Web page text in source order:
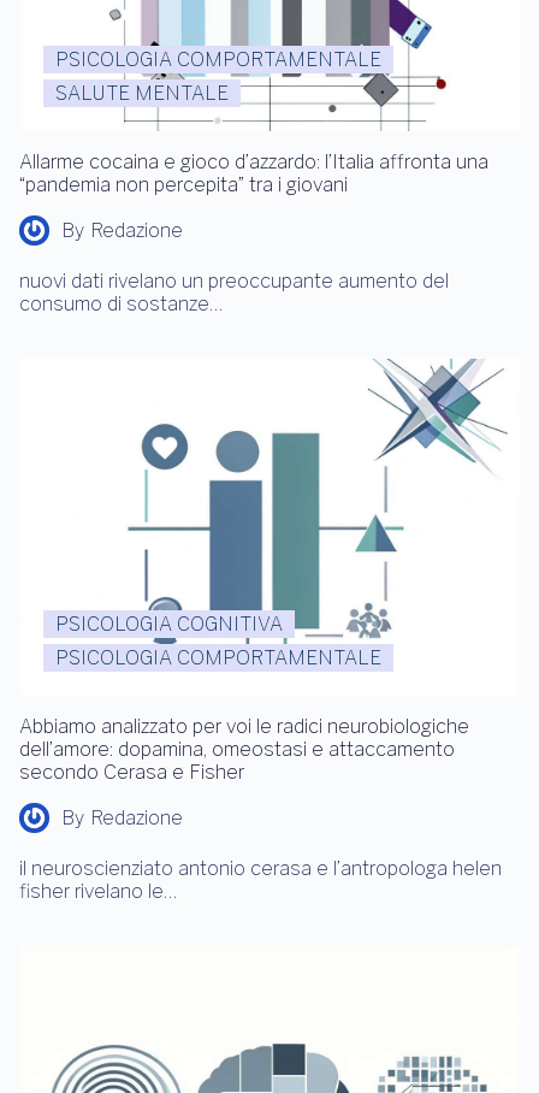
PSICOLOGIA COMPORTAMENTALE
SALUTE MENTALE
Allarme cocaina e gioco d’azzardo: l’Italia affronta una
“pandemia non percepita” tra i giovani
By Redazione
nuovi dati rivelano un preoccupante aumento del
consumo di sostanze…
PSICOLOGIA COGNITIVA
PSICOLOGIA COMPORTAMENTALE
Abbiamo analizzato per voi le radici neurobiologiche
dell’amore: dopamina, omeostasi e attaccamento
secondo Cerasa e Fisher
By Redazione
il neuroscienziato antonio cerasa e l’antropologa helen
fisher rivelano le…